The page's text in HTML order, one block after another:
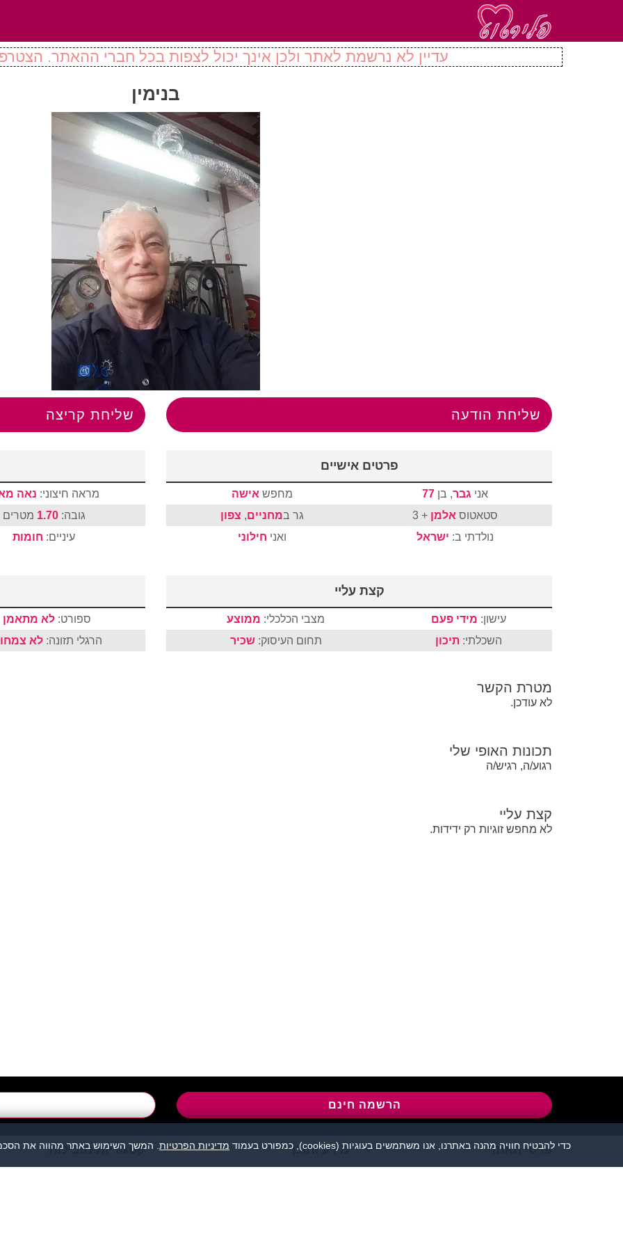
עדיין לא נרשמת לאתר ולכן אינך יכול לצפות בכל חברי ההאתר.
בנימין
שליחת הודעה שליחת קריצה
פרטים אישיים
אני גבר, בן77 מחפש אישה
סטאטוס אלמן + 3 גר במחניים, צפון
נולדתי ב: ישראל ואני חילוני
מראה חיצוני: נאה
גובה:1.70 מטרים
עיניים: חומות
קצת עליי
עישון: מידי פעם מצבי הכלכלי: ממוצע
השכלתי: תיכון תחום העיסוק:שכיר
ספורט: לא מתאמן
הרגלי תזונה: לא
מטרת הקשר
לא עודכן.
תכונות האופי שלי
רגוע/ה, רגיש/ה
קצת עליי
לא מחפש זוגיות רק ידידות.
הרשמה חינם04-8558924
פרטי האתר מידע ותוכן קטגוריות מובילות כדי להבטיח חוויה מהנה באתרנו, אנו משתמשים בעוגיות (cookies), כמפורט בעמוד מדיניות הפרטיות . המשך השימוש באתר מהווה את